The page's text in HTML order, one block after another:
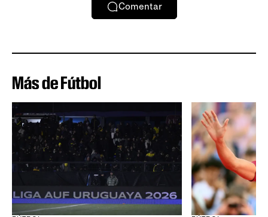
Comentar
Más de Fútbol